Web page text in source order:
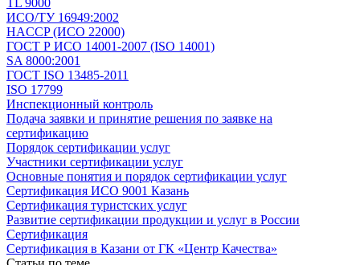
ИСО/ТУ 16949:2002
HACCP (ИСО 22000)
ГОСТ Р ИСО 14001-2007 (ISO 14001)
SA 8000:2001
ГОСТ ISO 13485-2011
ISO 17799
Инспекционный контроль
Подача заявки и принятие решения по заявке на
сертификацию
Порядок сертификации услуг
Участники сертификации услуг
Основные понятия и порядок сертификации услуг
Сертификация ИСО 9001 Казань
Сертификация туристских услуг
Развитие сертификации продукции и услуг в России
Сертификация
Сертификация в Казани от ГК «Центр Качества»